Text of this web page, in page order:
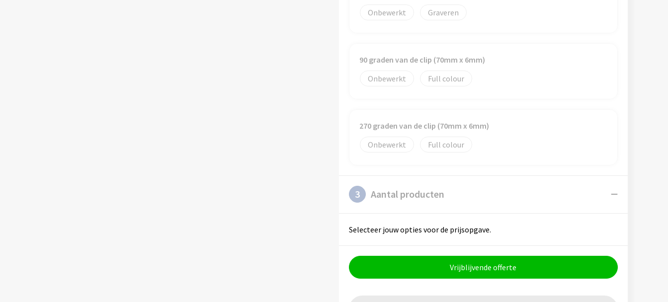
Onbewerkt
Graveren
90 graden van de clip (70mm x 6mm)
Onbewerkt
Full colour
270 graden van de clip (70mm x 6mm)
Onbewerkt
Full colour
3 Aantal producten
Selecteer jouw opties voor de prijsopgave.
Vrijblijvende offerte